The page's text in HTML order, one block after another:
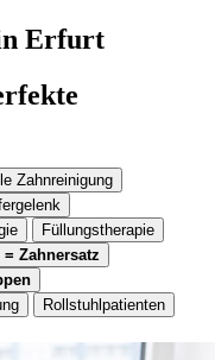
Erfurt
Zahnreinigung
Füllungstherapie
Zahnersatz
Rollstuhlpatienten